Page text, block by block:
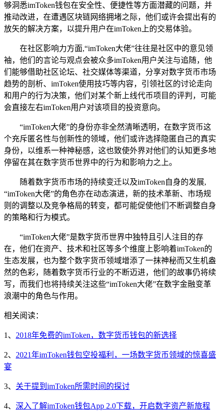
够洞悉imToken钱包在安全性、便捷性等方面潜藏的问题，并
推动改进，在遭遇区块链网络拥堵之际，他们或许会提出有的
放矢的解决方案，以提升用户在imToken上的交易体验。
在社区影响力方面,“imToken大佬”往往是社区中的意见领
袖，他们的言论与观点会被众多imToken用户关注与追随，他
们能够借助社区论坛、社交媒体等渠道，分享对数字货币市场
趋势的剖析、imToken使用技巧等内容，引领社区的讨论走向
和用户的行为决策，他们对某个新上线代币项目的评判，可能
会直接左右imToken用户对该项目的投资意向。
“imToken大佬”的身份亦非全然清晰透明，在数字货币这
个充斥匿名性与创新性的领域，他们或许选择隐匿自己的真实
身份，以维系一种神秘感，这也致使外界对他们的认知更多地
停留在其在数字货币世界中的行为和影响力之上。
随着数字货币市场的持续变迁以及imToken自身的发展,
“imToken大佬”的角色亦在动态演进，新的技术革新、市场规
则的调整以及竞争格局的转变，都可能促使他们不断调整自身
的策略和行为模式。
“imToken大佬”是数字货币世界中独特且引人注目的存
在，他们在资产、技术和社区等多个维度上影响着imToken的
生态发展，也为整个数字货币领域增添了一抹神秘而又生机盎
然的色彩，随着数字货币行业的不断迈进，他们的故事仍将续
写，而我们也将持续关注这些“imToken大佬”在数字金融变革
浪潮中的角色与作用。
相关阅读：
1、 2018年免费的imToken，数字货币钱包的新选择
2、 2021年imToken钱包空投福利，一场数字货币领域的惊喜盛
宴
3、 关于提到imToken所需时间的探讨
4、 深入了解imToken钱包App 2.0下载，开启数字资产新旅程